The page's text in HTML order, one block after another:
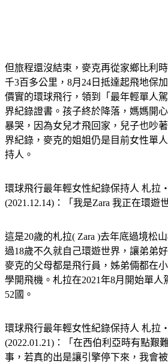
千3百多公里，8月24日抵達起飛地保
價實的環球飛行，領到「最年輕單人
界紀錄證書。孩子終於降落，媽媽開
暴哭，因為女兒才飛回家，兒子也吵
界紀錄，麥克的姐姐仍是目前女性單
持人。
(2021.12.14)：「我是Zara 我正在環遊
過18歲不久就自己環遊世界，讓弟弟
麥克的父母都是飛行員，姊弟倆都在
學開飛機。札拉在2021年8月開始單人
52國。
(2022.01.21)：「在西伯利亞時有點艱
事，若真的出是讓引擎停下來，我會被
方。」